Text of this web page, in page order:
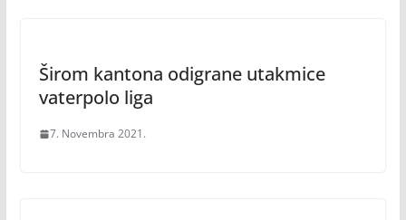
Širom kantona odigrane utakmice
vaterpolo liga
7. Novembra 2021.